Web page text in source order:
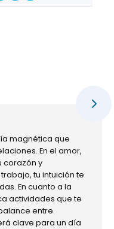
magnética que
En el amor,
corazón y
tu intuición te
En cuanto a la
actividades que te
entre
clave para un día